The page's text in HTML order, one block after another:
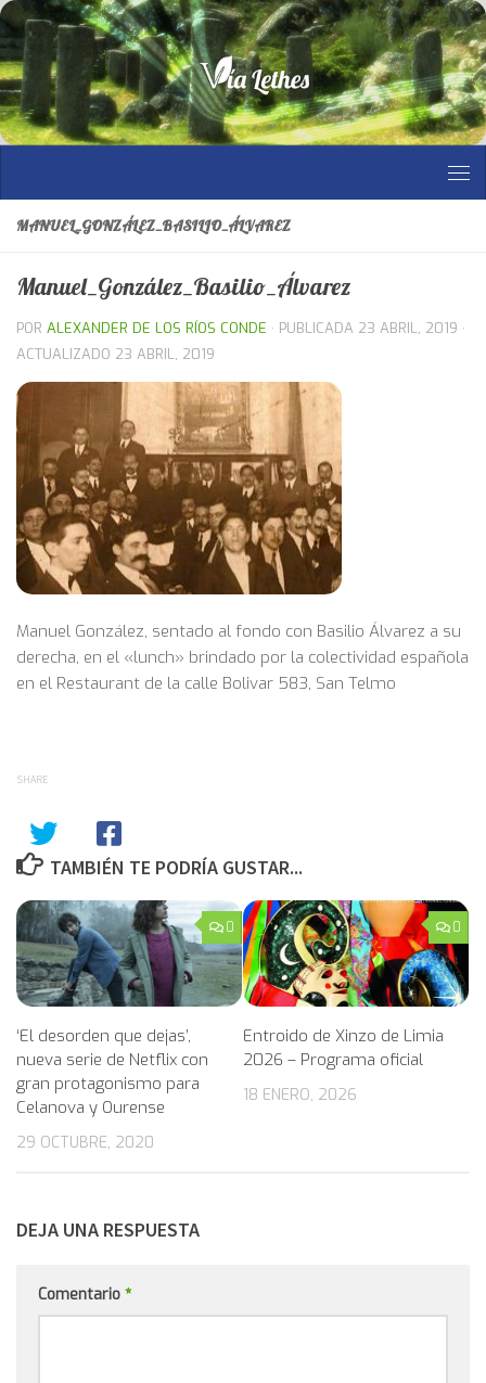
Saltar al contenido
MANUEL_GONZÁLEZ_BASILIO_ÁLVAREZ
Manuel_González_Basilio_Álvarez
POR ALEXANDER DE LOS RÍOS CONDE · PUBLICADA 23 ABRIL, 2019 ·
ACTUALIZADO 23 ABRIL, 2019
Manuel González, sentado al fondo con Basilio Álvarez a su
derecha, en el «lunch» brindado por la colectividad española
en el Restaurant de la calle Bolivar 583, San Telmo
SHARE
TAMBIÉN TE PODRÍA GUSTAR...
0
‘El desorden que dejas’,
nueva serie de Netflix con
gran protagonismo para
Celanova y Ourense
29 OCTUBRE, 2020
0
Entroido de Xinzo de Limia
2026 – Programa oficial
18 ENERO, 2026
DEJA UNA RESPUESTA
Comentario *